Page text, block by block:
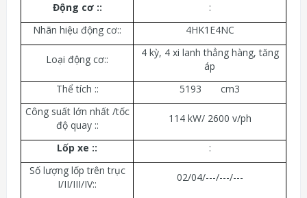
Động cơ ::
:
Nhãn hiệu động cơ::
4HK1E4NC
Loại động cơ::
4 kỳ, 4 xi lanh thẳng hàng, tăng
áp
Thể tích ::
5193 cm3
Công suất lớn nhất /tốc
độ quay ::
114 kW/ 2600 v/ph
Lốp xe ::
:
Số lượng lốp trên trục
I/II/III/IV::
02/04/---/---/---